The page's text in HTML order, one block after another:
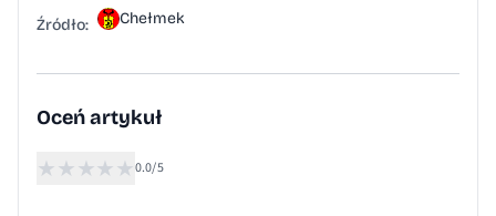
Źródło: Chełmek
Oceń artykuł
★ ★ ★★ ★0.0/5